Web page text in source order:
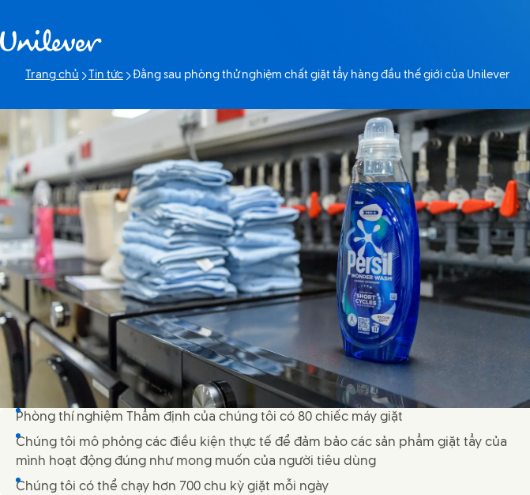
Trang chủ Tin tức
Trang hiện tại:
Đằng sau phòng thử nghiệm chất giặt tẩy hàng đầu thế giới của Unilever
Phòng thí nghiệm Thẩm định của chúng tôi có 80 chiếc máy giặt
Chúng tôi mô phỏng các điều kiện thực tế để đảm bảo các sản phẩm giặt tẩy của
mình hoạt động đúng như mong muốn của người tiêu dùng
Chúng tôi có thể chạy hơn 700 chu kỳ giặt mỗi ngày